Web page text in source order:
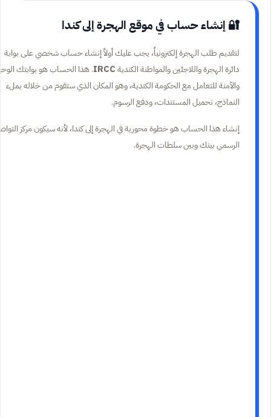
🔐 إنشاء حساب في موقع الهجرة إلى كندا
لتقديم طلب الهجرة إلكترونياً، يجب عليك أولاً إنشاء حساب شخصي على بوابة
دائرة الهجرة واللاجئين والمواطنة الكنديةIRCC. هذا الحساب هو بوابتك
والآمنة للتعامل مع الحكومة الكندية، وهو المكان الذي ستقوم من خلاله بملء
النماذج، تحميل المستندات، ودفع الرسوم.
إنشاء هذا الحساب هو خطوة محورية في الهجرة إلى كندا، لأنه سيكون مركز
الرسمي بينك وبين سلطات الهجرة.